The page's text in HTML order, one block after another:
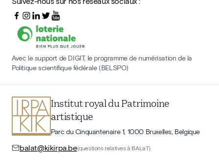
Avec le support de DIGIT, le programme de numérisation de la
Politique scientifique fédérale (BELSPO)
Institut royal du Patrimoine
artistique
Parc du Cinquantenaire 1, 1000 Bruxelles, Belgique
balat@kikirpa.be(questions relatives à BALaT)